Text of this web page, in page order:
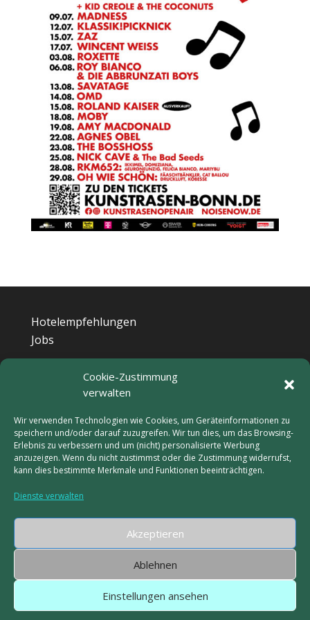
Cookie-Zustimmung
verwalten
Wir verwenden Technologien wie Cookies, um Geräteinformationen zu
speichern und/oder darauf zuzugreifen. Wir tun dies, um das Browsing-
Erlebnis zu verbessern und um (nicht) personalisierte Werbung
anzuzeigen. Wenn du nicht zustimmst oder die Zustimmung widerrufst,
kann dies bestimmte Merkmale und Funktionen beeinträchtigen.
Dienste verwalten
Akzeptieren
Ablehnen
Einstellungen ansehen
Hotelempfehlungen
Jobs
Pfandglückgabe
Scouting Bonn e.V.
Team KUNST!RASEN
DATENSCHUTZ
IMPRESSUM
Cookie-Richtlinie (EU)
HAUSORDNUNG